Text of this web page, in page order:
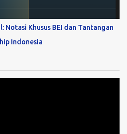
Notasi Khusus BEI dan Tantangan
Indonesia